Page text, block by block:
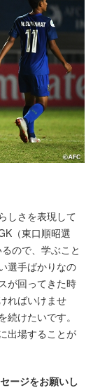
しさを表現して
（東口順昭選
ので、学ぶこと
選手ばかりなの
が回ってきた時
ればいけませ
けたいです。
出場することが
ージをお願いし